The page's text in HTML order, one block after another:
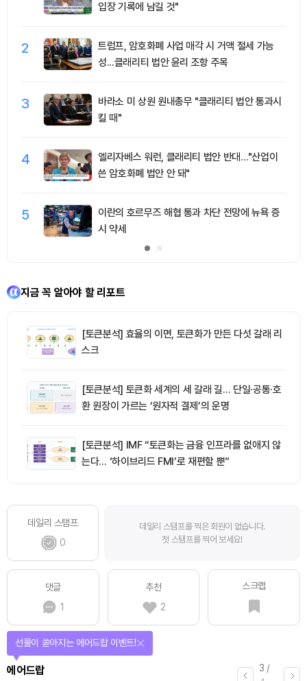
입장 기록에 남길 것"
2
트럼프, 암호화폐 사업 매각 시 거액 절세 가능
성...클래리티 법안 윤리 조항 주목
3
바라소 미 상원 원내총무 "클래리티 법안 통과시
킬 때"
4
엘리자베스 워런, 클래리티 법안 반대…"산업이
쓴 암호화폐 법안 안 돼"
5
이란의 호르무즈 해협 통과 차단 전망에 뉴욕 증
시 약세
지금 꼭 알아야 할 리포트
[토큰분석] 효율의 이면, 토큰화가 만든 다섯 갈래 리
스크
[토큰분석] 토큰화 세계의 세 갈래 길… 단일·공통·호
환 원장이 가르는 ‘원자적 결제’의 운명
[토큰분석] IMF “토큰화는 금융 인프라를 없애지 않
는다… ‘하이브리드 FMI’로 재편할 뿐”
데일리 스탬프
0
데일리 스탬프를 찍은 회원이 없습니다.
첫 스탬프를 찍어 보세요!
댓글
1
추천
2
스크랩
3 /
에어드랍
선물이 쏟아지는 에어드랍 이벤트!